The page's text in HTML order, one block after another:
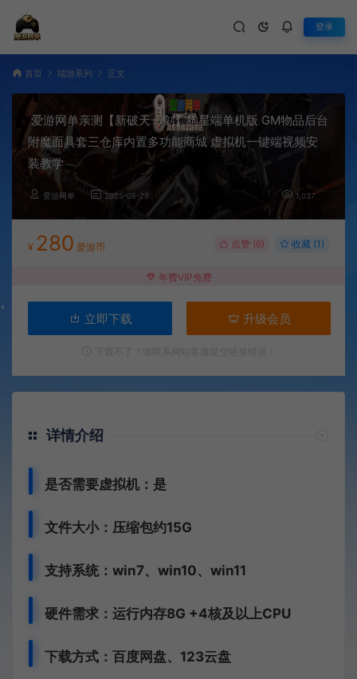
登录
首页 端游系列 正文
爱游网单亲测【新破天一剑】狗星端单机版 GM物品后台
附魔面具套三仓库内置多功能商城 虚拟机一键端视频安
装教学
爱游网单 2025-05-28 1,037
¥ 280 爱游币 点赞 (6) 收藏 (1)
年费VIP免费
立即下载 升级会员
详情介绍
是否需要虚拟机：是
文件大小：压缩包约15G
支持系统：win7、win10、win11
硬件需求：运行内存8G +4核及以上CPU
下载方式： 百度网盘、 123云盘